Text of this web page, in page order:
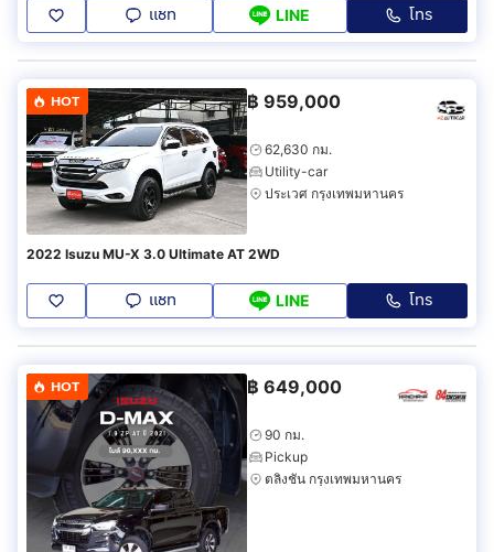
แชท LINE โทร
HOT ฿ 959,000
62,630 กม.
Utility-car
ประเวศ กรุงเทพมหานคร
2022 Isuzu MU-X 3.0 Ultimate AT 2WD
แชท LINE โทร
HOT ฿ 649,000
90 กม.
Pickup
ตลิ่งชัน กรุงเทพมหานคร